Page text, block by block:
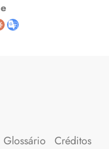
Glossário Créditos